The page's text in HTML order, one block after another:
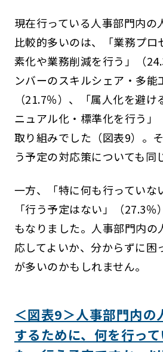
現在行っている人事部門内の
比較的多いのは、「業務プロ
素化や業務削減を行う」（
ンバーのスキルシェア・多能
（21.7％）、「属人化を避
ニュアル化・標準化を行う」
取り組みでした（図表9）。
う予定の対応策についても同
一方、「特に何も行っていな
「行う予定はない」（27.3％
もなりました。人事部門内の
応してよいか、分からずに困
が多いのかもしれません。
＜図表9＞人事部門内の
するために、何を行っ